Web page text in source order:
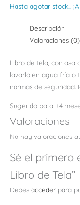
Hasta agotar stock...
Descripción
Valoraciones (0)
Libro de tela, con asa
lavarlo en agua fría o
normas de seguridad.
Sugerido para +4
Valoraciones
No hay valoraciones
Sé el primero
Libro de Tela”
Debes acceder para